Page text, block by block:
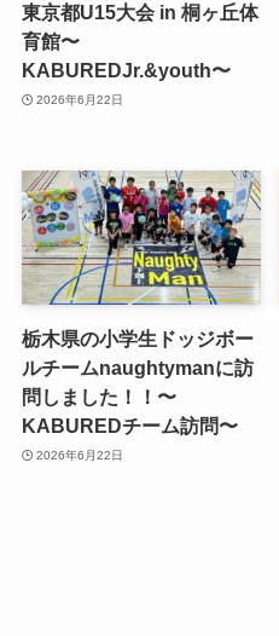
東京都U15大会 in 桐ヶ丘体
育館〜
KABUREDJr.&youth〜
2026年6月22日
栃木県の小学生ドッジボー
ルチームnaughtymanに訪
問しました！！〜
KABUREDチーム訪問〜
2026年6月22日